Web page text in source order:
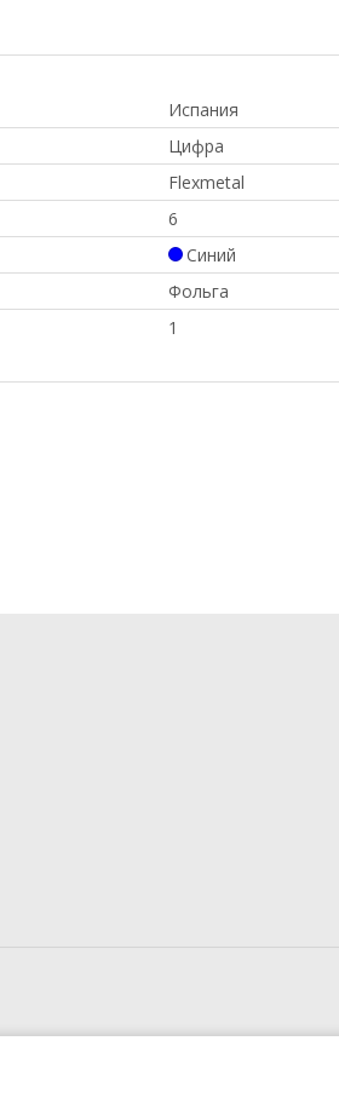
Испания
Цифра
Flexmetal
6
Синий
Фольга
1